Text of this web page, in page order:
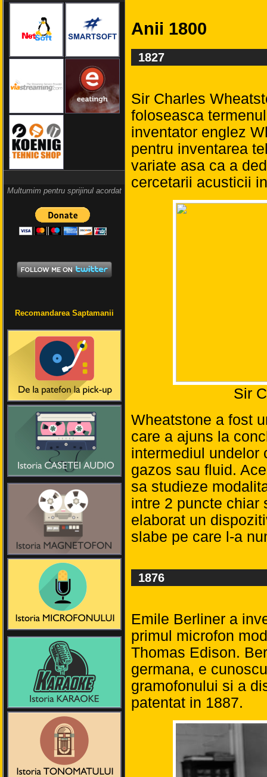
Multumim pentru sprijinul acordat
Recomandarea Saptamanii
Anii 1800
1827
Sir Charles
foloseasca
inventator englez
pentru inventarea
variate asa ca a
cercetarii acusticii
Sir
Wheatstone a fost
care a ajuns la
intermediul undelor
gazos sau fluid.
sa studieze
intre 2 puncte chiar
elaborat un
slabe pe care l-a
1876
Emile Berliner a
primul microfon
Thomas Edison.
germana, e
gramofonului si a
patentat in 1887.